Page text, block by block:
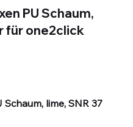
PU Schaum,
für one2click
lime, SNR 37